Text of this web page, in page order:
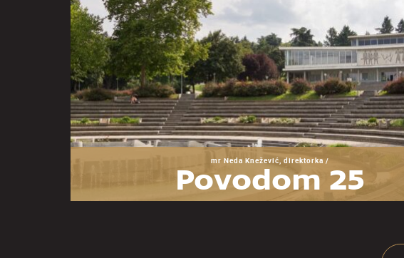
mr Neda Knežević, direktorka /
Povodom 25
godina Muzeja